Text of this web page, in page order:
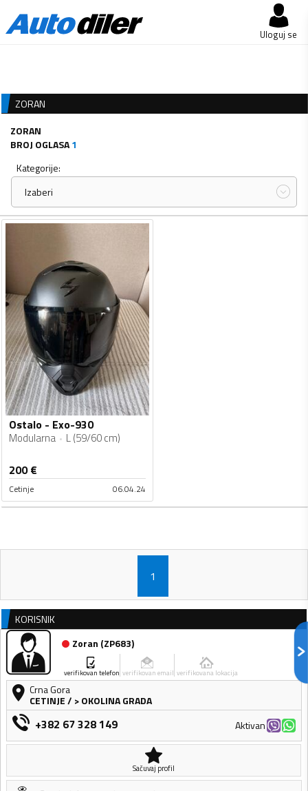
Uloguj se
ZORAN
ZORAN
BROJ OGLASA1
Kategorije:
Izaberi
Ostalo - Exo-930
Modularna L (59/60 cm)
200€
Cetinje 06.04.24
1
KORISNIK
Zoran (ZP683)
verifikovan telefon verifikovan email verifikovana lokacija
Crna Gora
CETINJE/ > OKOLINA GRADA
+382 67 328 149 Aktivan
Sačuvaj profil